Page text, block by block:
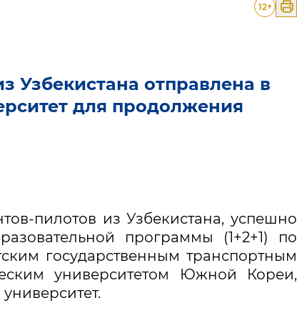
12+
Узбекистана отправлена в
для продолжения
пилотов из Узбекистана, успешно
программы (1+2+1) по
государственным транспортным
университетом Южной Кореи,